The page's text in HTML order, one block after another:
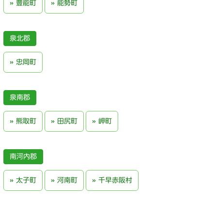
豊能町 能勢町
泉北郡
忠岡町
泉南郡
熊取町 田尻町 岬町
南河内郡
太子町 河南町 千早赤阪村